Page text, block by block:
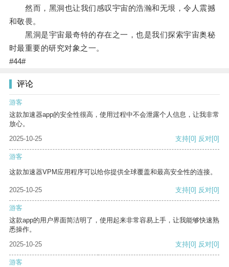
然而，黑洞也让我们感叹宇宙的浩瀚和无垠，令人震撼
和敬畏。
黑洞是宇宙最奇特的存在之一，也是我们探索宇宙奥秘
时最重要的研究对象之一。
#44#
评论
游客
这款加速器app的安全性很高，使用过程中不会泄露个人信息，让我非常
放心。
2025-10-25
支持[0] 反对[0]
游客
这款加速器VPM应用程序可以给你提供全球覆盖和最高安全性的连接。
2025-10-25 支持[0] 反对[0]
游客
这款app的用户界面简洁明了，使用起来非常容易上手，让我能够快速熟
悉操作。
2025-10-25
支持[0] 反对[0]
游客